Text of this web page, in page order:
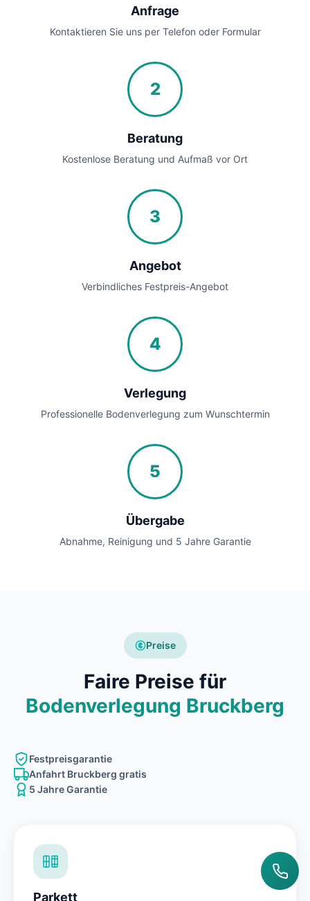
Anfrage
Kontaktieren Sie uns per Telefon oder Formular
2
Beratung
Kostenlose Beratung und Aufmaß vor Ort
3
Angebot
Verbindliches Festpreis-Angebot
4
Verlegung
Professionelle Bodenverlegung zum Wunschtermin
5
Übergabe
Abnahme, Reinigung und 5 Jahre Garantie
Preise
Faire Preise für
Bodenverlegung Bruckberg
Festpreisgarantie
Anfahrt Bruckberg gratis
5 Jahre Garantie
Parkett